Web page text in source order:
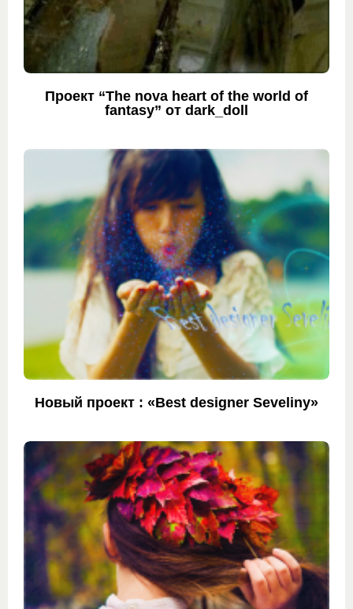
Проект “The nova heart of the world of
fantasy” от dark_doll
Новый проект : «Best designer Seveliny»